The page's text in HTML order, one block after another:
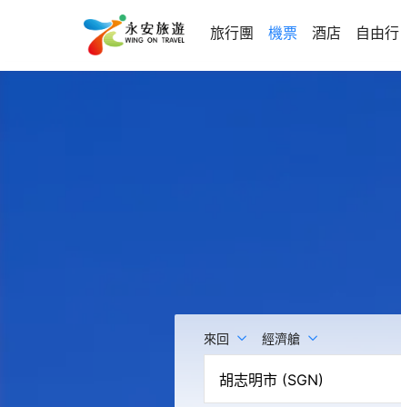
旅行團 機票 酒店 自由行
來回 經濟艙